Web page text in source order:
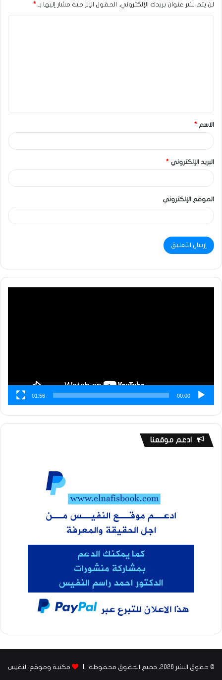
لن يتم نشر عنوان بريدك الإلكتروني. الحقول الإلزامية مشار إليها بـ *
الاسم *
البريد الإلكتروني *
الموقع الإلكتروني
00:00
01:56
ادعم موقعنا
© حقوق النشر 2026، جميع الحقوق محفوظة | مكتبة وموقع النفيس